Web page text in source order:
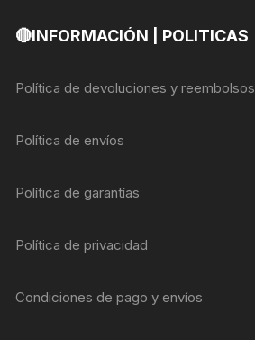
🔴INFORMACIÓN | POLITICAS
Política de devoluciones y reembolsos
Política de envíos
Política de garantías
Política de privacidad
Condiciones de pago y envíos